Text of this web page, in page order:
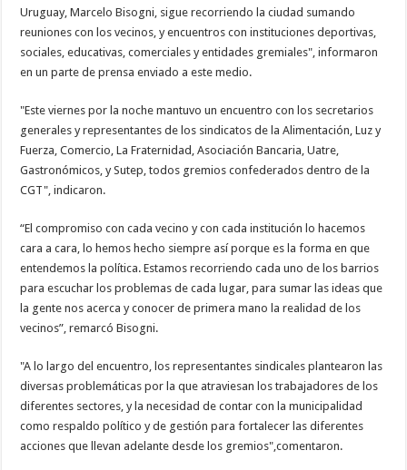
Uruguay, Marcelo Bisogni, sigue recorriendo la ciudad sumando
reuniones con los vecinos, y encuentros con instituciones deportivas,
sociales, educativas, comerciales y entidades gremiales", informaron
en un parte de prensa enviado a este medio.
"Este viernes por la noche mantuvo un encuentro con los secretarios
generales y representantes de los sindicatos de la Alimentación, Luz y
Fuerza, Comercio, La Fraternidad, Asociación Bancaria, Uatre,
Gastronómicos, y Sutep, todos gremios confederados dentro de la
CGT", indicaron.
“El compromiso con cada vecino y con cada institución lo hacemos
cara a cara, lo hemos hecho siempre así porque es la forma en que
entendemos la política. Estamos recorriendo cada uno de los barrios
para escuchar los problemas de cada lugar, para sumar las ideas que
la gente nos acerca y conocer de primera mano la realidad de los
vecinos”, remarcó Bisogni.
"A lo largo del encuentro, los representantes sindicales plantearon las
diversas problemáticas por la que atraviesan los trabajadores de los
diferentes sectores, y la necesidad de contar con la municipalidad
como respaldo político y de gestión para fortalecer las diferentes
acciones que llevan adelante desde los gremios",comentaron.